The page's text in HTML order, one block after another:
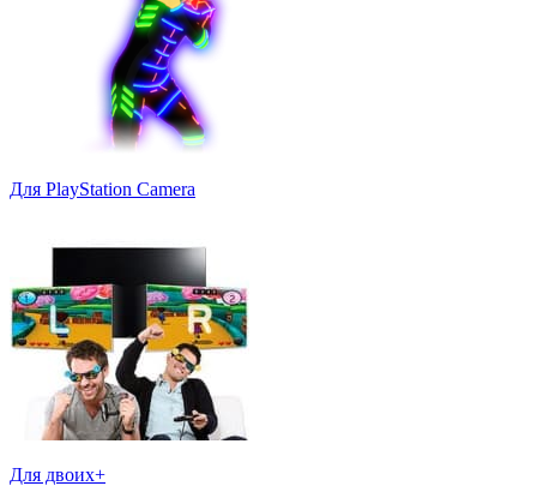
Для PlayStation Camera
Для двоих+